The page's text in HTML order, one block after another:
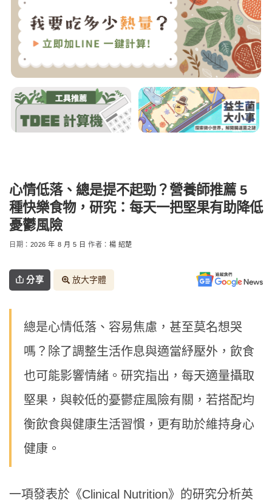
心情低落、總是提不起勁？營養師推薦 5
種快樂食物，研究：每天一把堅果有助降低
憂鬱風險
日期： 2026 年 8 月 5 日 作者： 楊 紹楚
分享 放大字體
總是心情低落、容易焦慮，甚至莫名想哭
嗎？除了調整生活作息與適當紓壓外，飲食
也可能影響情緒。研究指出，每天適量攝取
堅果，與較低的憂鬱症風險有關，若搭配均
衡飲食與健康生活習慣，更有助於維持身心
健康。
一項發表於《Clinical Nutrition》的研究分析英